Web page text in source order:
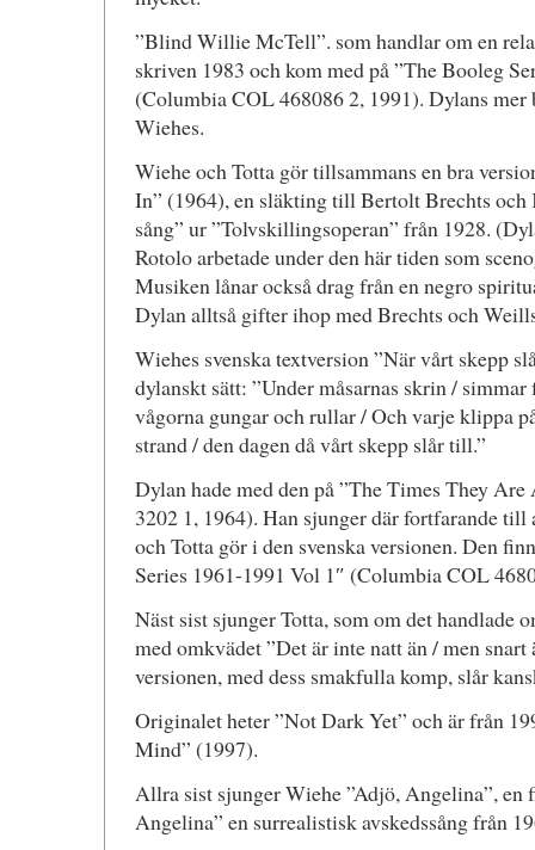
”Blind Willie McTell”. som handlar om en
skriven 1983 och kom med på ”The Booleg
(Columbia COL 468086 2, 1991). Dylans mer
Wiehes.
Wiehe och Totta gör tillsammans en bra
In” (1964), en släkting till Bertolt Brechts och
sång” ur ”Tolvskillingsoperan” från 1928.
Rotolo arbetade under den här tiden som
Musiken lånar också drag från en negro
Dylan alltså gifter ihop med Brechts och
Wiehes svenska textversion ”När vårt skepp
dylanskt sätt: ”Under måsarnas skrin /
vågorna gungar och rullar / Och varje klippa
strand / den dagen då vårt skepp slår till.”
Dylan hade med den på ”The Times They
3202 1, 1964). Han sjunger där fortfarande
och Totta gör i den svenska versionen. Den
Series 1961-1991 Vol 1″ (Columbia COL
Näst sist sjunger Totta, som om det handlade
med omkvädet ”Det är inte natt än / men snart
versionen, med dess smakfulla komp, slår
Originalet heter ”Not Dark Yet” och är från
Mind” (1997).
Allra sist sjunger Wiehe ”Adjö, Angelina”, en
Angelina” en surrealistisk avskedssång från